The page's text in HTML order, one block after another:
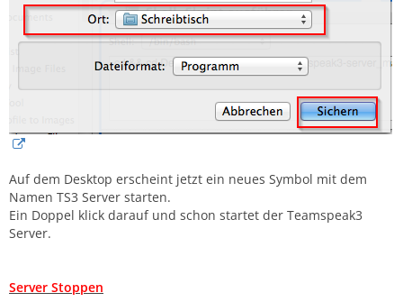
Auf dem Desktop erscheint jetzt ein neues Symbol mit dem
Namen TS3 Server starten.
Ein Doppel klick darauf und schon startet der Teamspeak3
Server.
Server Stoppen